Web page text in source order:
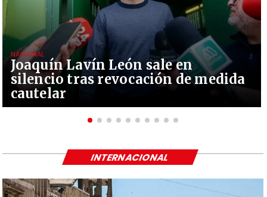
Joaquín Lavín León sale en
silencio tras revocación de medida
cautelar
NACIONAL
INTERNACIONAL